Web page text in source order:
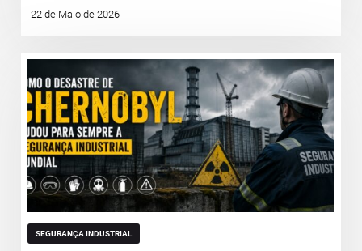
22 de Maio de 2026
SEGURANÇA INDUSTRIAL